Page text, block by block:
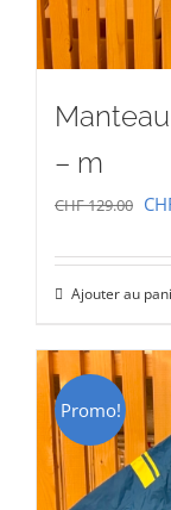
– m
CHF129.00 Le
Ajouter au
Promo!